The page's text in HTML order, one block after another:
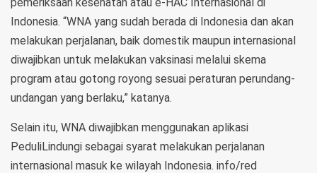
Indonesia. “WNA yang sudah berada di Indonesia dan akan
melakukan perjalanan, baik domestik maupun internasional
diwajibkan untuk melakukan vaksinasi melalui skema
program atau gotong royong sesuai peraturan perundang-
undangan yang berlaku,” katanya.
Selain itu, WNA diwajibkan menggunakan aplikasi
PeduliLindungi sebagai syarat melakukan perjalanan
internasional masuk ke wilayah Indonesia. info/red